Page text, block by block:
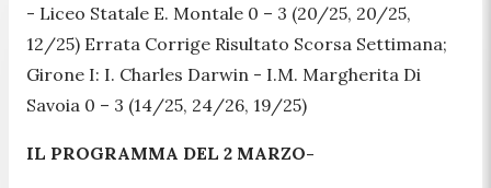
- Liceo Statale E. Montale 0 – 3 (20/25, 20/25,
12/25) Errata Corrige Risultato Scorsa Settimana;
Girone I: I. Charles Darwin - I.M. Margherita Di
Savoia 0 – 3 (14/25, 24/26, 19/25)
IL PROGRAMMA DEL 2 MARZO-